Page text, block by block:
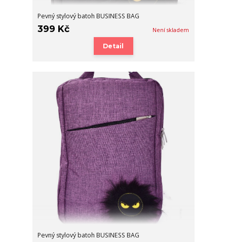
Pevný stylový batoh BUSINESS BAG
399 Kč Není skladem
Detail
Pevný stylový batoh BUSINESS BAG